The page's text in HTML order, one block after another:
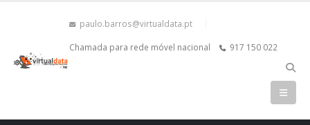
paulo.barros@virtualdata.pt
Chamada para rede móvel nacional 917 150 022